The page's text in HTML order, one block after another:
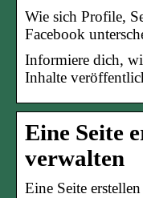
Wie sich Profile,
Facebook
Informiere dich,
Inhalte
Eine Seite
verwalten
Eine Seite